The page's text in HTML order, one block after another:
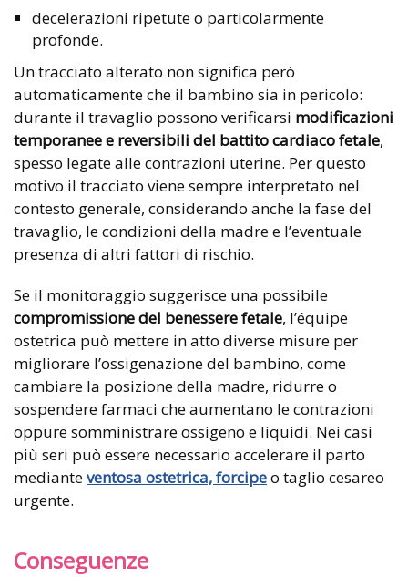
decelerazioni ripetute o particolarmente
profonde.
Un tracciato alterato non significa però
automaticamente che il bambino sia in pericolo:
durante il travaglio possono verificarsi modificazioni
temporanee e reversibili del battito cardiaco fetale,
spesso legate alle contrazioni uterine. Per questo
motivo il tracciato viene sempre interpretato nel
contesto generale, considerando anche la fase del
travaglio, le condizioni della madre e l’eventuale
presenza di altri fattori di rischio.
Se il monitoraggio suggerisce una possibile
compromissione del benessere fetale, l’équipe
ostetrica può mettere in atto diverse misure per
migliorare l’ossigenazione del bambino, come
cambiare la posizione della madre, ridurre o
sospendere farmaci che aumentano le contrazioni
oppure somministrare ossigeno e liquidi. Nei casi
più seri può essere necessario accelerare il parto
medianteventosa ostetrica, forcipeo taglio cesareo
urgente.
Conseguenze